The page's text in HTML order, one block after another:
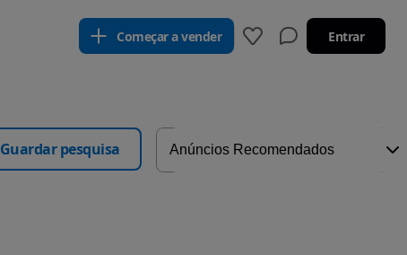
Começar a vender Entrar
Guardar pesquisa